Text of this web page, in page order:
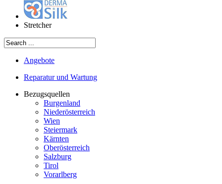
Stretcher
Angebote
Reparatur und Wartung
Bezugsquellen
Burgenland
Niederösterreich
Wien
Steiermark
Kärnten
Oberösterreich
Salzburg
Tirol
Vorarlberg